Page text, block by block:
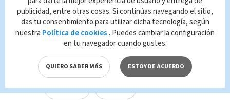
TAGS RELACIONADOS:
Carretera carril
publicidad, entre otras cosas. Si continúas navegando el sitio,
das tu consentimiento para utilizar dicha tecnología, según
nuestra Política de cookies . Puedes cambiar la configuración
en tu navegador cuando gustes.
QUIERO SABER MÁS ESTOY DE ACUERDO